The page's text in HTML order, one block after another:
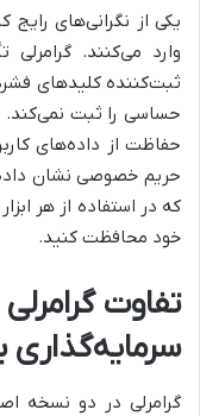
یکی از نگرانی‌های رایج
ثبت‌کننده کلیدهای
حساسی را ثبت نمی‌کند.
حفاظت از داده‌های
حریم خصوصی نشان
که در استفاده از هر
خود محافظت کنید.
تفاوت
گرامرلی در دو نسخه